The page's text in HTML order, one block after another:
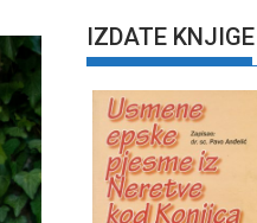
IZDATE